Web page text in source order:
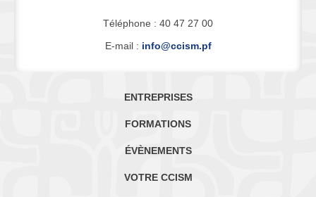
Téléphone : 40 47 27 00
E-mail : info@ccism.pf
ENTREPRISES
FORMATIONS
ÉVÈNEMENTS
VOTRE CCISM